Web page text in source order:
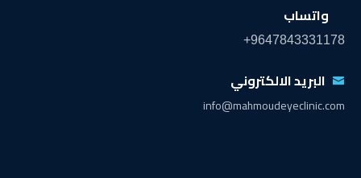
واتساب
+9647843331178
البريد الالكتروني
info@mahmoudeyeclinic.com